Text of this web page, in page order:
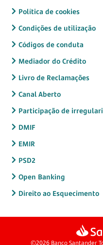
Política de cookies
Condições de utilização
Códigos de conduta
Mediador do Crédito
Livro de Reclamações
Canal Aberto
Participação de
DMIF
EMIR
PSD2
Open Banking
Direito ao Esquecimento
©2026 Banco Santander